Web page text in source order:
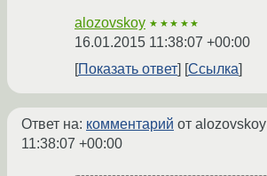
alozovskoy ★★★★★
16.01.2015 11:38:07 +00:00
Показать ответ
Ссылка
Ответ на: комментарий от alozovskoy
11:38:07 +00:00